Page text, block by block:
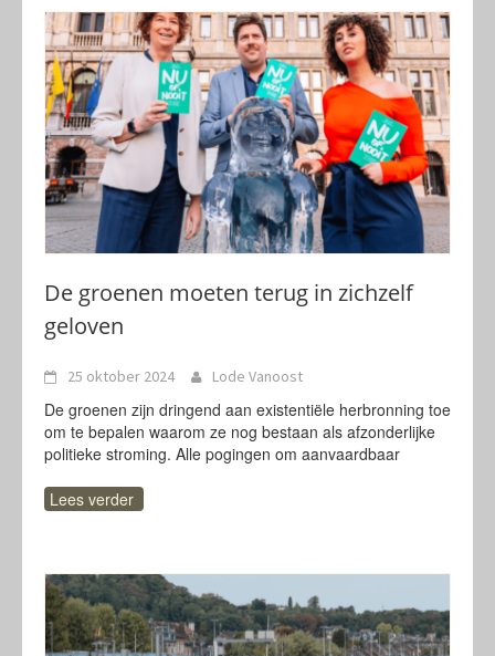
De groenen moeten terug in zichzelf
geloven
25 oktober 2024 Lode Vanoost
De groenen zijn dringend aan existentiële herbronning toe
om te bepalen waarom ze nog bestaan als afzonderlijke
politieke stroming. Alle pogingen om aanvaardbaar
Lees verder